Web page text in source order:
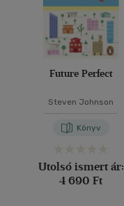
Future Perfect
Steven Johnson
Könyv
Utolsó ismert ár:
4 690 Ft